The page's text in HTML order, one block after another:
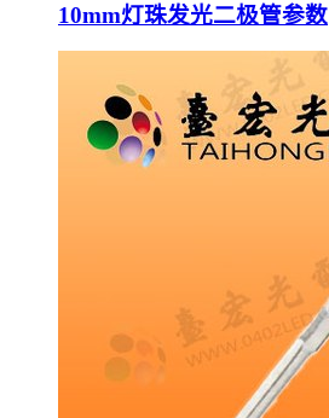
10mm灯珠发光二极管参数